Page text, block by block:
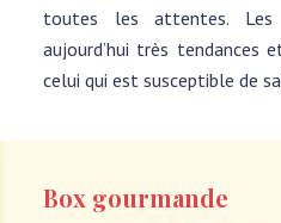
toutes les attentes.
aujourd’hui très tendances
celui qui est susceptible de
Box gourmande